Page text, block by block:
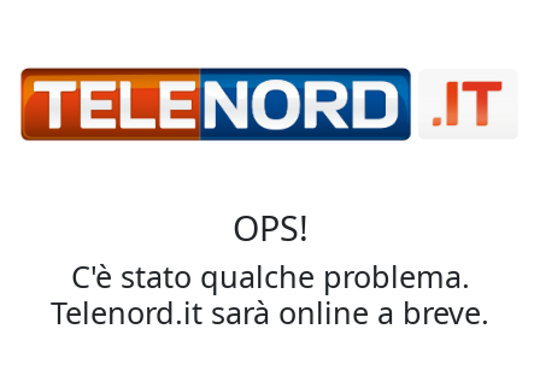
OPS!
C'è stato qualche problema.
Telenord.it sarà online a breve.